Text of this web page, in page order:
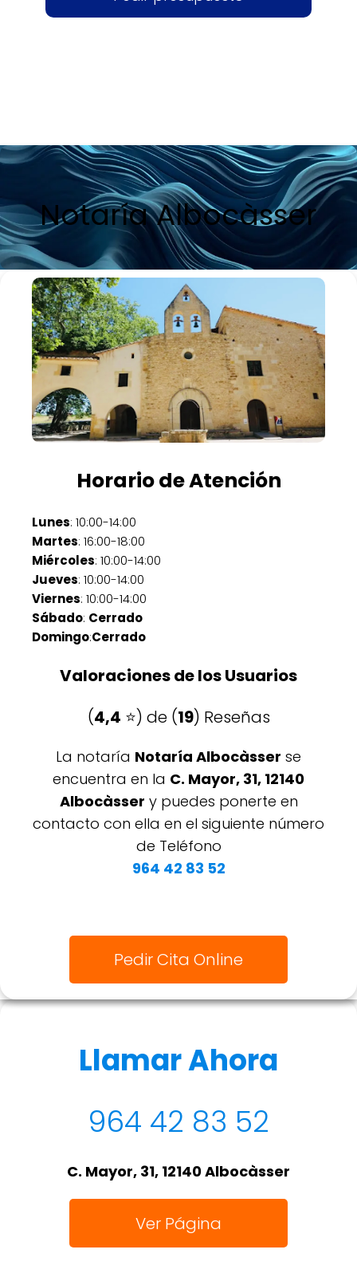
Notaría Albocàsser
Horario de Atención
Lunes: 10:00-14:00
Martes: 16:00-18:00
Miércoles: 10:00-14:00
Jueves: 10:00-14:00
Viernes: 10:00-14:00
Sábado: Cerrado
Domingo:Cerrado
Valoraciones de los Usuarios
(4,4 ⭐️) de (19) Reseñas
La notaría Notaría Albocàsser se
encuentra en la C. Mayor, 31, 12140
Albocàsser y puedes ponerte en
contacto con ella en el siguiente número
de Teléfono
964 42 83 52
Pedir Cita Online
Llamar Ahora
964 42 83 52
C. Mayor, 31, 12140 Albocàsser
Ver Página